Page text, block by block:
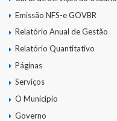
Emissão NFS-e GOVBR
Relatório Anual de Gestão
Relatório Quantitativo
Páginas
Serviços
O Município
Governo